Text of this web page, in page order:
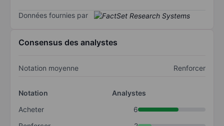
Données fournies par
Consensus des analystes
Notation moyenne Renforcer
Notation
Analystes
Acheter
6